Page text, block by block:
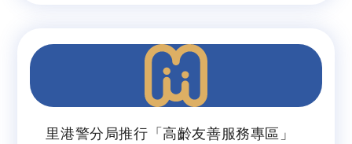
里港警分局推行「高齡友善服務專區」